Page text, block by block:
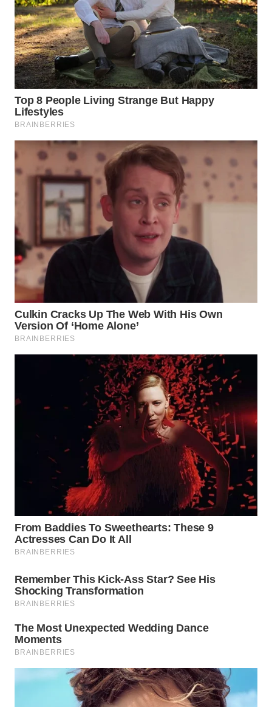
WN
TAPANULI
UTARA
WN
SAMOSIR
WN
PADANG
LAWAS
WN
SUMEDANG
WN
KEPULAUAN
SERIBU
WN
TANGERANG
WN
WN
INDRAMAYU
KUNINGAN
WN
WN
SUBANG
WN
SUKABUMI
PURWAKARTA